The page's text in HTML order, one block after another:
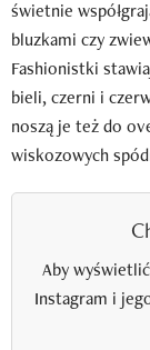
świetnie
bluzkami czy
Fashionistki
bieli, czerni i
noszą je też do
wiskozowych
Aby
Instagram i